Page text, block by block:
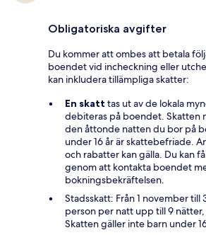
Obligatoriska avgifter
Du kommer att ombes att betala
boendet vid incheckning eller
kan inkludera tillämpliga skatter:
En skatt tas ut av de lokala
debiteras på boendet. Skatten
den åttonde natten du bor på
under 16 år är skattebefriade.
och rabatter kan gälla. Du kan
genom att kontakta boendet
bokningsbekräftelsen.
Stadsskatt: Från 1 november till
person per natt upp till 9 nätter,
Skatten gäller inte barn under